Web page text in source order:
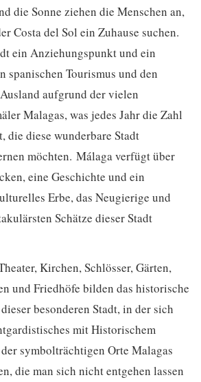
die Sonne ziehen die Menschen an,
Costa del Sol ein Zuhause suchen.
ein Anziehungspunkt und ein
spanischen Tourismus und den
aufgrund der vielen
Malagas, was jedes Jahr die Zahl
die diese wunderbare Stadt
möchten. Málaga verfügt über
eine Geschichte und ein
Erbe, das Neugierige und
Schätze dieser Stadt
Kirchen, Schlösser, Gärten,
und Friedhöfe bilden das historische
besonderen Stadt, in der sich
mit Historischem
symbolträchtigen Orte Malagas
die man sich nicht entgehen lassen